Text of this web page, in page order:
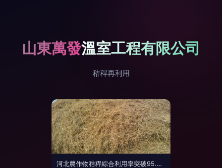
山東萬發溫室工程有限公司
秸稈再利用
河北農作物秸稈綜合利用率突破95.6%，綠色循環助力鄉村振興